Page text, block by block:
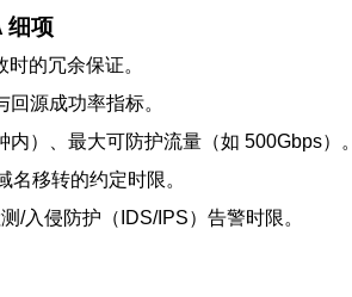
细项
的冗余保证。
源成功率指标。
）、最大可防护流量（如 500Gbps）。
名移转的约定时限。
/入侵防护（IDS/IPS）告警时限。